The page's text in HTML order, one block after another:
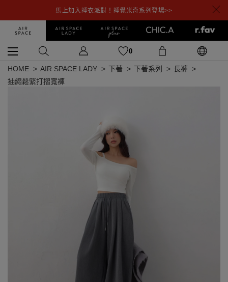
馬上加入睡衣派對！睡覺米奇系列登場>>
0
HOME AIR SPACE LADY 下著 下著系列
長褲
抽繩鬆緊打摺寬褲